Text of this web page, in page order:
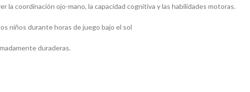
coordinación ojo-mano, la capacidad cognitiva y las habilidades motoras.
niños durante horas de juego bajo el sol
duraderas.